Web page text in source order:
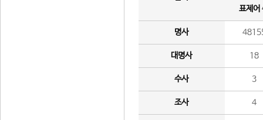
표제어
명사
대명사 18
수사 3
조사 4